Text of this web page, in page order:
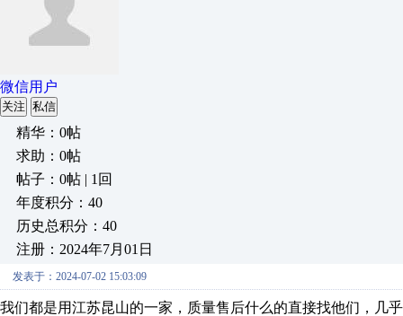
微信用户
关注 私信
精华：0帖
求助：0帖
帖子：0帖 | 1回
年度积分：40
历史总积分：40
注册：2024年7月01日
发表于：2024-07-02 15:03:09
我们都是用江苏昆山的一家，质量售后什么的直接找他们，几